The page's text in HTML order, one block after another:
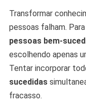
Transformar
pessoas falham.
pessoas bem-
escolhendo apenas
Tentar incorporar
sucedidas
fracasso.